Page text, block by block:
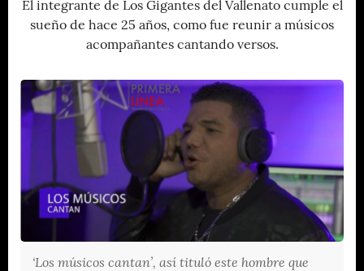
El integrante de Los Gigantes del Vallenato cumple el
sueño de hace 25 años, como fue reunir a músicos
acompañantes cantando versos.
‘Los músicos cantan’, así tituló este hombre que